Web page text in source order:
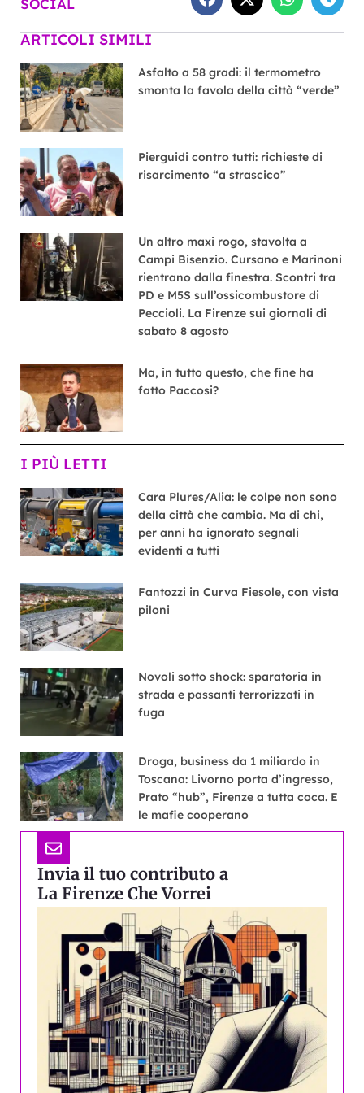
SOCIAL
ARTICOLI SIMILI
Asfalto a 58 gradi: il termometro
smonta la favola della città “verde”
Pierguidi contro tutti: richieste di
risarcimento “a strascico”
Un altro maxi rogo, stavolta a
Campi Bisenzio. Cursano e Marinoni
rientrano dalla finestra. Scontri tra
PD e M5S sull’ossicombustore di
Peccioli. La Firenze sui giornali di
sabato 8 agosto
Ma, in tutto questo, che fine ha
fatto Paccosi?
I PIÙ LETTI
Cara Plures/Alia: le colpe non sono
della città che cambia. Ma di chi,
per anni ha ignorato segnali
evidenti a tutti
Fantozzi in Curva Fiesole, con vista
piloni
Novoli sotto shock: sparatoria in
strada e passanti terrorizzati in
fuga
Droga, business da 1 miliardo in
Toscana: Livorno porta d’ingresso,
Prato “hub”, Firenze a tutta coca. E
le mafie cooperano
Invia il tuo contributo a
La Firenze Che Vorrei